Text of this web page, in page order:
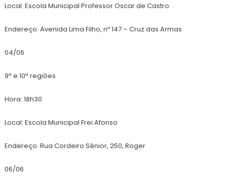
Local: Escola Municipal Professor Oscar de Castro
Endereço: Avenida Lima Filho, nº 147 – Cruz das Armas
04/06
9ª e 10ª regiões
Hora: 18h30
Local: Escola Municipal Frei Afonso
Endereço: Rua Cordeiro Sênior, 250, Roger
06/06